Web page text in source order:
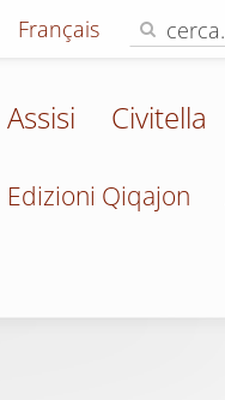
Français
Assisi Civitella
Edizioni Qiqajon